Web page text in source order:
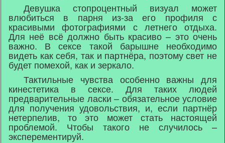
Девушка стопроцентный визуал может
влюбиться в парня из-за его профиля с
красивыми фотографиями с летнего отдыха.
Для неё всё должно быть красиво – это очень
важно. В сексе такой барышне необходимо
видеть как себя, так и партнёра, поэтому свет не
будет помехой, как и зеркало.
Тактильные чувства особенно важны для
кинестетика в сексе. Для таких людей
предварительные ласки – обязательное условие
для получения удовольствия, и, если партнёр
нетерпелив, то это может стать настоящей
проблемой. Чтобы такого не случилось –
эксперементируй.